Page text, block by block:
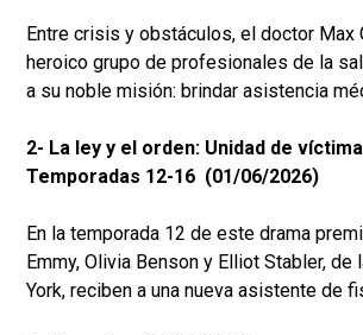
Entre crisis y obstáculos, el doctor Max
heroico grupo de profesionales de la
a su noble misión: brindar asistencia
2- La ley y el orden: Unidad de
Temporadas 12-16 (01/06/2026)
En la temporada 12 de este drama
Emmy, Olivia Benson y Elliot Stabler, de
York, reciben a una nueva asistente de